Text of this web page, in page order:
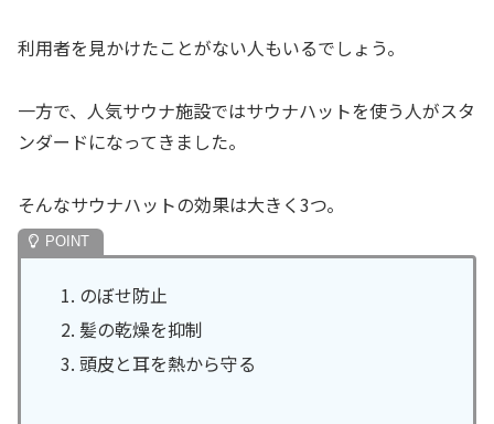
利用者を見かけたことがない人もいるでしょう。
一方で、人気サウナ施設ではサウナハットを使う人がスタ
ンダードになってきました。
そんなサウナハットの効果は大きく3つ。
のぼせ防止
髪の乾燥を抑制
頭皮と耳を熱から守る